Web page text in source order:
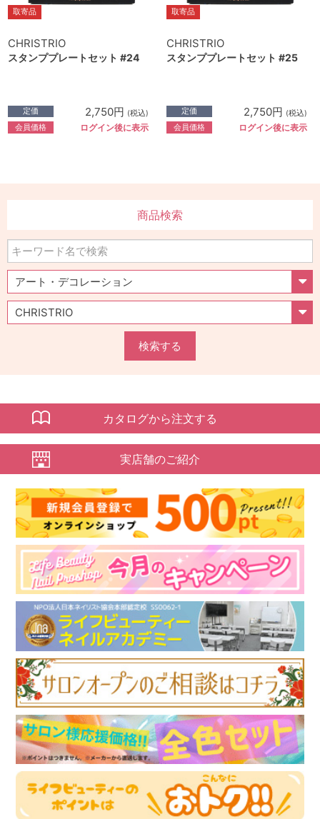
取寄品
CHRISTRIO
スタンププレートセット #24
定価 2,750円 (税込)
会員価格 ログイン後に表示
取寄品
CHRISTRIO
スタンププレートセット #25
定価 2,750円 (税込)
会員価格 ログイン後に表示
商品検索
検索する
カタログから注文する
実店舗のご紹介